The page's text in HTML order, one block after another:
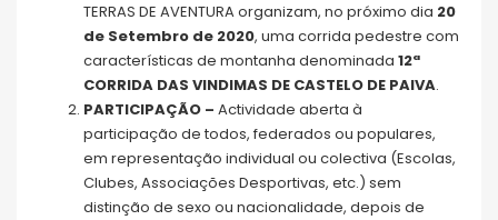
TERRAS DE AVENTURA organizam, no próximo dia 20
de Setembro de 2020, uma corrida pedestre com
características de montanha denominada 12ª
CORRIDA DAS VINDIMAS DE CASTELO DE PAIVA.
PARTICIPAÇÃO – Actividade aberta à
participação de todos, federados ou populares,
em representação individual ou colectiva (Escolas,
Clubes, Associações Desportivas, etc.) sem
distinção de sexo ou nacionalidade, depois de